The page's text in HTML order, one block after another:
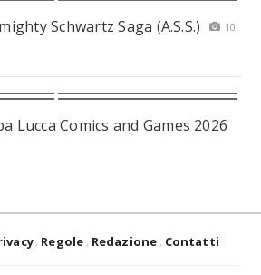
Schwartz Saga (A.S.S.)
10
Lucca Comics and Games 2026
Regole Redazione Contatti